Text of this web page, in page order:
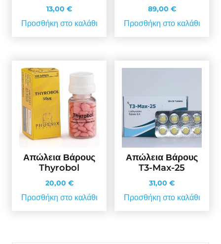
13,00 €
Προσθήκη στο καλάθι
89,00 €
Προσθήκη στο καλάθι
Απώλεια Βάρους
Thyrobol
20,00 €
Προσθήκη στο καλάθι
Απώλεια Βάρους
T3-Max-25
31,00 €
Προσθήκη στο καλάθι